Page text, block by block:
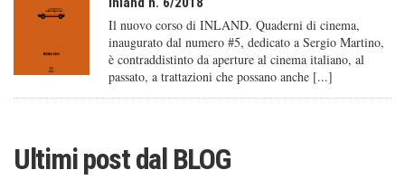
Il nuovo corso di INLAND. Quaderni di cinema,
inaugurato dal numero #5, dedicato a Sergio Martino,
è contraddistinto da aperture al cinema italiano, al
passato, a trattazioni che possano anche [...]
Ultimi post dal BLOG